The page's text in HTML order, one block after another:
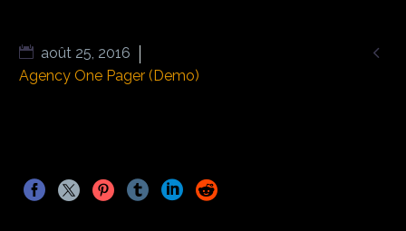

août 25, 2016
Agency One Pager (Demo)